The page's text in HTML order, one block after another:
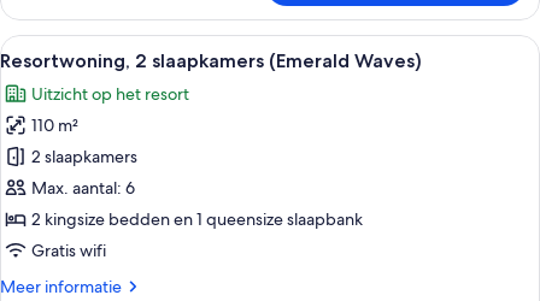
3
slaapkamers
(Catch
the
Day)
Alle
foto's
voor
Resortwoning,
2
slaapkamers
(Emerald
Waves)
Een golftrolley geparkeerd voor een
11
Resortwoning, 2 slaapkamers (Emerald Waves)
Uitzicht op het resort
110 m²
2 slaapkamers
Max. aantal: 6
2 kingsize bedden en 1 queensize slaapbank
Gratis wifi
Meer informatie
Meer